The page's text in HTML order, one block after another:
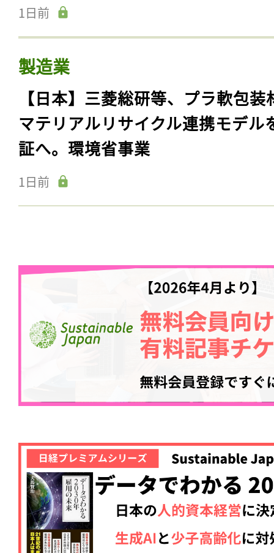
1日前
製造業
【日本】三菱総研等、プラ軟包装
マテリアルリサイクル連携モデル
証へ。環境省事業
1日前